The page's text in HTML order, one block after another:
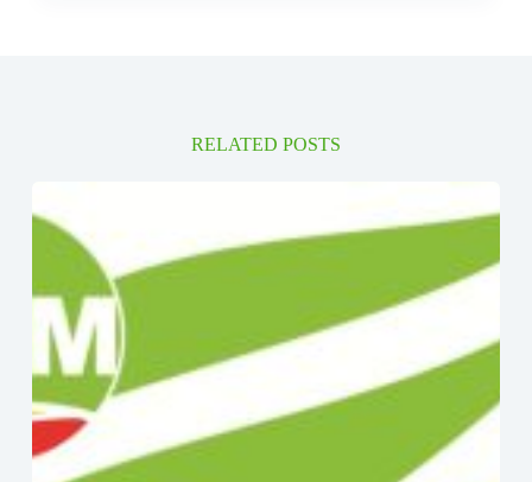
RELATED POSTS